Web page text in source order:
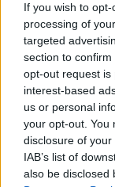
If you wish to
processing of
targeted
section to
opt-out request is
interest-based
us or personal
your opt-out. You
disclosure of
IAB’s list of
also be disclosed
4. Mireasa
Dorinta de a fi